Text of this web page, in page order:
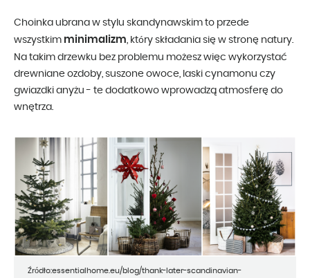
Choinka ubrana w stylu skandynawskim to przede
wszystkim minimalizm, który składania się w stronę natury.
Na takim drzewku bez problemu możesz więc wykorzystać
drewniane ozdoby, suszone owoce, laski cynamonu czy
gwiazdki anyżu - te dodatkowo wprowadzą atmosferę do
wnętrza.
Źródło:essentialhome.eu/blog/thank-later-scandinavian-